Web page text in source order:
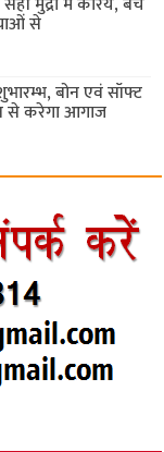
से
बोन एवं सॉफ्ट
से करेगा आगाज